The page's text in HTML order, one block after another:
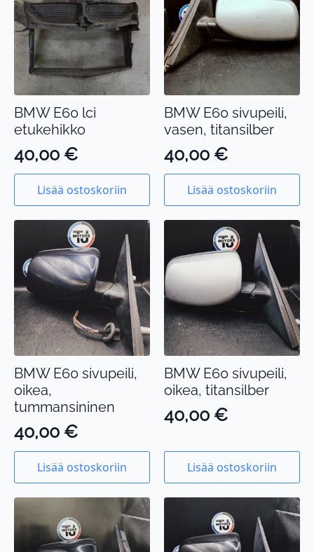
BMW E60 lci
etukehikko
40,00 €
Lisää ostoskoriin
BMW E60 sivupeili,
vasen, titansilber
40,00 €
Lisää ostoskoriin
BMW E60 sivupeili,
oikea,
tummansininen
40,00 €
Lisää ostoskoriin
BMW E60 sivupeili,
oikea, titansilber
40,00 €
Lisää ostoskoriin